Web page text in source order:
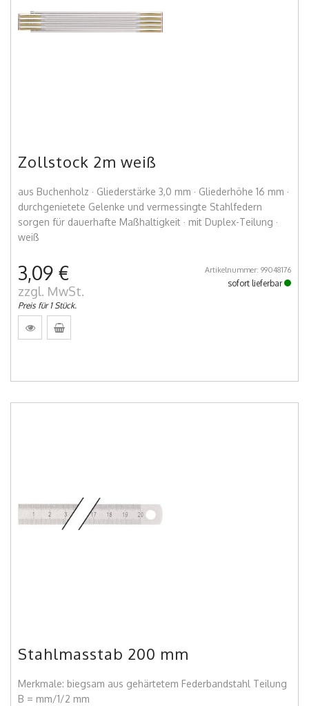
Zollstock 2m weiß
aus Buchenholz · Gliederstärke 3,0 mm · Gliederhöhe 16 mm ·
durchgenietete Gelenke und vermessingte Stahlfedern
sorgen für dauerhafte Maßhaltigkeit · mit Duplex-Teilung ·
weiß
3,09 €
zzgl. MwSt.
Preis für 1 Stück.
Artikelnummer: 99048176
sofort lieferbar
Stahlmasstab 200 mm
Merkmale: biegsam aus gehärtetem Federbandstahl Teilung
B = mm/1/2 mm